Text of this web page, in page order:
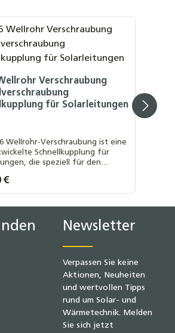
Verschraubung
für Solarleitungen
Wellrohr-Verschraubung ist eine
Schnellkupplung für
die speziell für den
Preis:
€
größen:
x 1/2 Zoll AG
Newsletter
Verpassen Sie keine
Aktionen, Neuheiten
und wertvollen Tipps
rund um Solar- und
Wärmetechnik. Melden
Sie sich jetzt